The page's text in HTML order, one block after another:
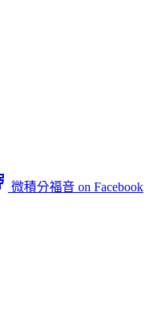
微積分福音 on Facebook